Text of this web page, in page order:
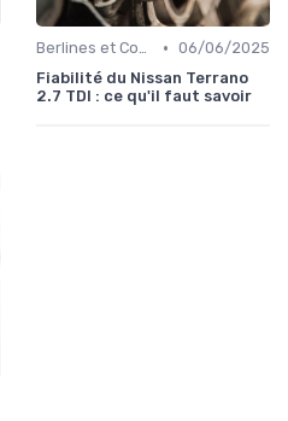
Berlines et Compactes • 06/06/2025
Fiabilité du Nissan Terrano
2.7 TDI : ce qu'il faut savoir